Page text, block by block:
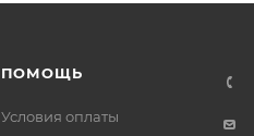
ПОМОЩЬ
Условия оплаты